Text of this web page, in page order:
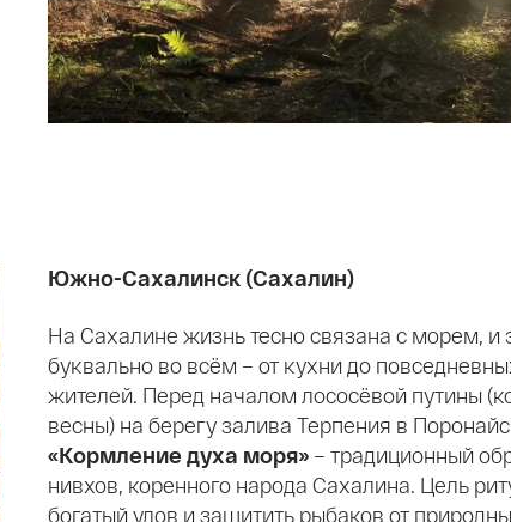
Южно-Сахалинск (Сахалин)
На Сахалине жизнь тесно связана с морем, и
буквально во всём – от кухни до
жителей. Перед началом лососёвой путины
весны) на берегу залива Терпения в
«Кормление духа моря» – традиционный
нивхов, коренного народа Сахалина. Цель
богатый улов и защитить рыбаков от